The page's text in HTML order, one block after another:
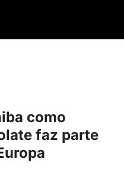
como
faz parte